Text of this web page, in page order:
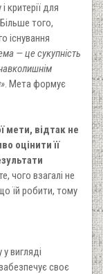
критерії для
того,
існування
— це сукупність
. Мета формує
мети, відтак не
оцінити її
чого взагалі не
їй робити, тому
вигляді
своє